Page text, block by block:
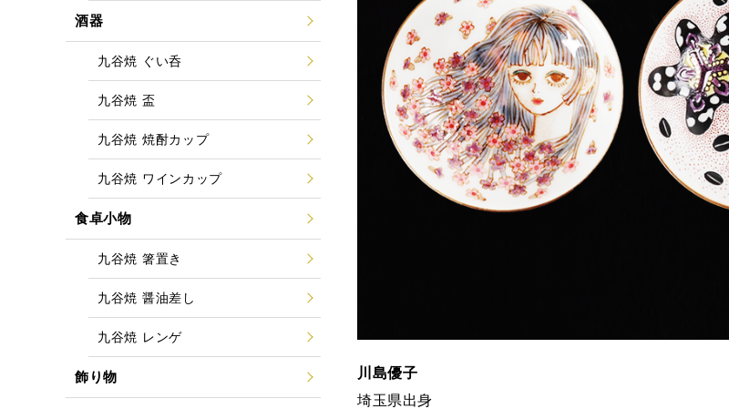
川島優子
埼玉県出身
酒器
九谷焼 ぐい呑
九谷焼 盃
九谷焼 焼酎カップ
九谷焼 ワインカップ
食卓小物
九谷焼 箸置き
九谷焼 醤油差し
九谷焼 レンゲ
飾り物